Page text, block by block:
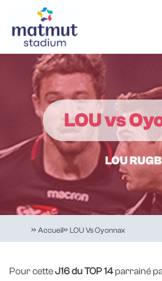
main
content
Navigation
principale
LOU vs
LOU
Accueil LOU Vs Oyonnax
Pour cetteJ16 du TOP 14 parrainé
Cookies management panel